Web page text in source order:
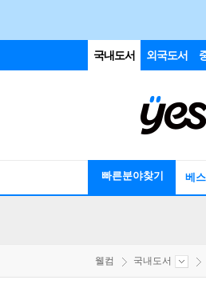
국내도서 외국도서
빠른분야찾기 베
웰컴 국내도서